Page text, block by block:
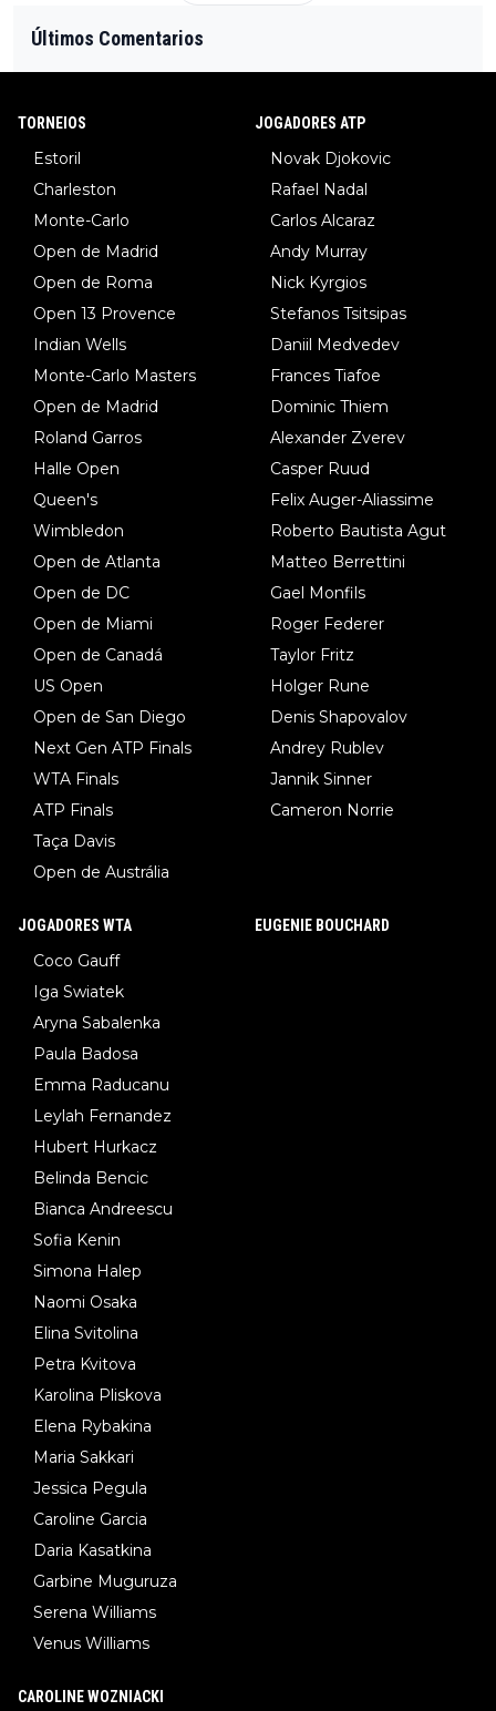
Últimos Comentarios
TORNEIOS
Estoril
Charleston
Monte-Carlo
Open de Madrid
Open de Roma
Open 13 Provence
Indian Wells
Monte-Carlo Masters
Open de Madrid
Roland Garros
Halle Open
Queen's
Wimbledon
Open de Atlanta
Open de DC
Open de Miami
Open de Canadá
US Open
Open de San Diego
Next Gen ATP Finals
WTA Finals
ATP Finals
Taça Davis
Open de Austrália
JOGADORES ATP
Novak Djokovic
Rafael Nadal
Carlos Alcaraz
Andy Murray
Nick Kyrgios
Stefanos Tsitsipas
Daniil Medvedev
Frances Tiafoe
Dominic Thiem
Alexander Zverev
Casper Ruud
Felix Auger-Aliassime
Roberto Bautista Agut
Matteo Berrettini
Gael Monfils
Roger Federer
Taylor Fritz
Holger Rune
Denis Shapovalov
Andrey Rublev
Jannik Sinner
Cameron Norrie
JOGADORES WTA
Coco Gauff
Iga Swiatek
Aryna Sabalenka
Paula Badosa
Emma Raducanu
Leylah Fernandez
Hubert Hurkacz
Belinda Bencic
Bianca Andreescu
Sofia Kenin
Simona Halep
Naomi Osaka
Elina Svitolina
Petra Kvitova
Karolina Pliskova
Elena Rybakina
Maria Sakkari
Jessica Pegula
Caroline Garcia
Daria Kasatkina
Garbine Muguruza
Serena Williams
Venus Williams
EUGENIE BOUCHARD
CAROLINE WOZNIACKI